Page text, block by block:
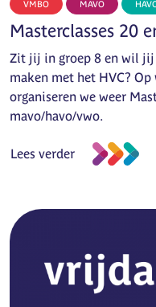
VMBO MAVO
Masterclasses 20
Zit jij in groep 8 en wil jij
maken met het HVC?
organiseren we weer
mavo/havo/vwo.
Lees verder